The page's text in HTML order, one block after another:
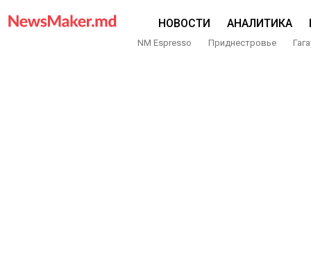
НОВОСТИ АНАЛИТИКА
NM Espresso Приднестровье